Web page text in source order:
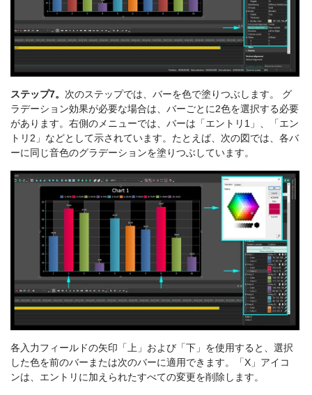
ステップ7。 次のステップでは、バーを色で塗りつぶします。 グ
ラデーション効果が必要な場合は、バーごとに2色を選択する必要
があります。右側のメニューでは、バーは「エントリ1」、「エン
トリ2」などとして示されています。たとえば、次の図では、各バ
ーに同じ音色のグラデーションを塗りつぶしています。
各入力フィールドの矢印「上」および「下」を使用すると、選択
した色を前のバーまたは次のバーに適用できます。「X」アイコ
ンは、エントリに加えられたすべての変更を削除します。